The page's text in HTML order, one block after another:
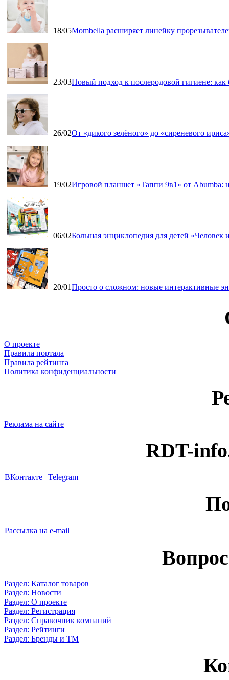
18/05Mombella расширяет линейку
23/03Новый подход к послеродовой гигиене:
26/02От «дикого зелёного» до «сиреневого
19/02Игровой планшет «Таппи 9в1» от Abumba:
06/02Большая энциклопедия для детей
20/01Просто о сложном: новые интерактивные
О проекте
Правила портала
Правила рейтинга
Политика конфиденциальности
Реклама на сайте
RDT-
ВКонтакте | Telegram
Рассылка на e-mail
Раздел: Каталог товаров
Раздел: Новости
Раздел: О проекте
Раздел: Регистрация
Раздел: Справочник компаний
Раздел: Рейтинги
Раздел: Бренды и ТМ